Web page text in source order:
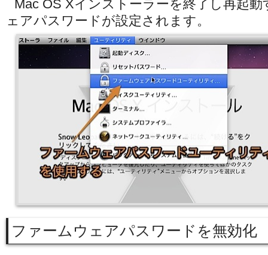
Mac OS Xインストーラーを終了し再起
ェアパスワードが設定されます。
ファームウェアパスワードを無効化